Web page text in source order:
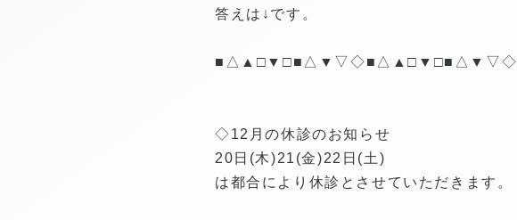
答えは↓です。
■△▲□▼□■△▼▽◇■△▲□▼□■△▼▽◇
◇12月の休診のお知らせ
20日(木)21(金)22日(土)
は都合により休診とさせていただきます。